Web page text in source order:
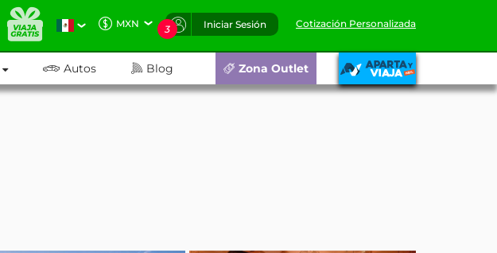
MXN 3 Iniciar Sesión Cotización Personalizada
Autos Blog Zona Outlet